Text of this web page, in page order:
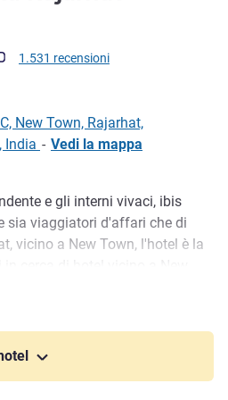
ALL)
1.531 recensioni
New Town, Rajarhat,
India - Vedi la mappa
e gli interni vivaci, ibis
sia viaggiatori d'affari che di
vicino a New Town, l'hotel è la
spazi perfetti per
con Sweet Bed by ibis,
cucina internazionale e